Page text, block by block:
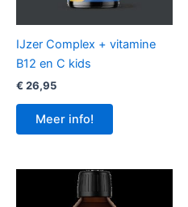
IJzer Complex + vitamine
B12 en C kids
€ 26,95
Meer info!